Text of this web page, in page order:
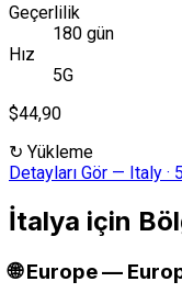
Geçerlilik
180 gün
Hız
5G
$44,90
↻ Yükleme
Detayları Gör — Italy ·
İtalya için
🌐 Europe—